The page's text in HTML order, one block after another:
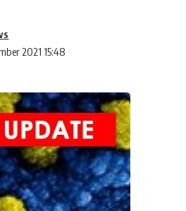
2021 15:48